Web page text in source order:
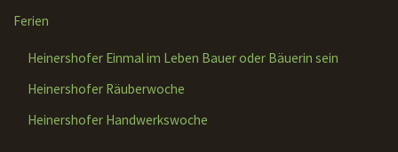
Ferien
Heinershofer Einmal im Leben Bauer oder Bäuerin sein
Heinershofer Räuberwoche
Heinershofer Handwerkswoche